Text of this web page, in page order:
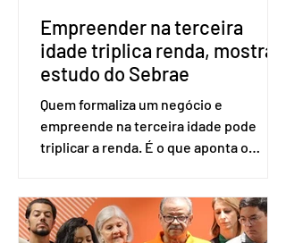
Empreender na terceira
idade triplica renda, mostra
estudo do Sebrae
Quem formaliza um negócio e
empreende na terceira idade pode
triplicar a renda. É o que aponta o
Amostra de Domicílio (PNAD Contínua),
do Serviço Brasileiro de Apoio às Micro